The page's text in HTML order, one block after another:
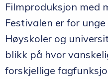
Filmproduksjon med
Festivalen er for
Høyskoler og
blikk på hvor
forskjellige